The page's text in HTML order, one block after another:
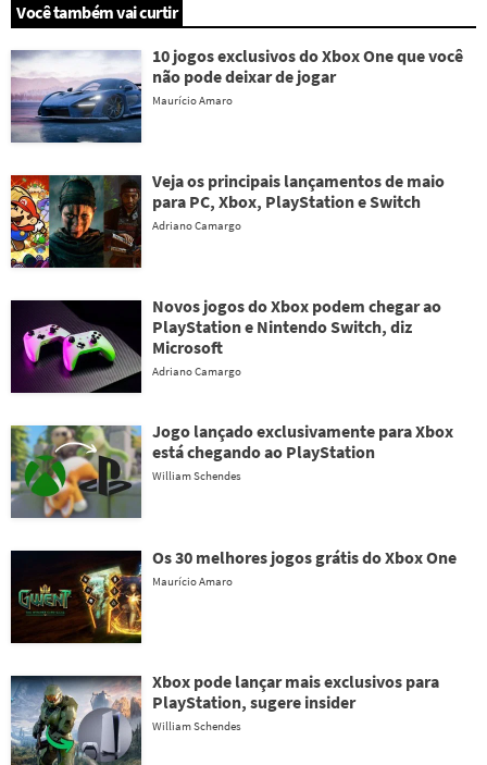
Você também vai curtir
10 jogos exclusivos do Xbox One que você
não pode deixar de jogar
Maurício Amaro
Veja os principais lançamentos de maio
para PC, Xbox, PlayStation e Switch
Adriano Camargo
Novos jogos do Xbox podem chegar ao
PlayStation e Nintendo Switch, diz
Microsoft
Adriano Camargo
Jogo lançado exclusivamente para Xbox
está chegando ao PlayStation
William Schendes
Os 30 melhores jogos grátis do Xbox One
Maurício Amaro
Xbox pode lançar mais exclusivos para
PlayStation, sugere insider
William Schendes